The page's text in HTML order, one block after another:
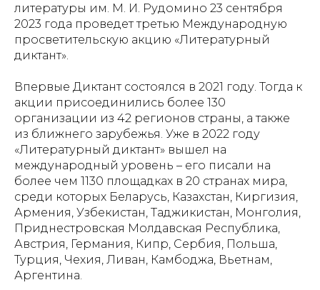
литературы им. М. И. Рудомино 23 сентября
2023 года проведет третью Международную
просветительскую акцию «Литературный
диктант».
Впервые Диктант состоялся в 2021 году. Тогда к
акции присоединились более 130
организации из 42 регионов страны, а также
из ближнего зарубежья. Уже в 2022 году
«Литературный диктант» вышел на
международный уровень – его писали на
более чем 1130 площадках в 20 странах мира,
среди которых Беларусь, Казахстан, Киргизия,
Армения, Узбекистан, Таджикистан, Монголия,
Приднестровская Молдавская Республика,
Австрия, Германия, Кипр, Сербия, Польша,
Турция, Чехия, Ливан, Камбоджа, Вьетнам,
Аргентина.